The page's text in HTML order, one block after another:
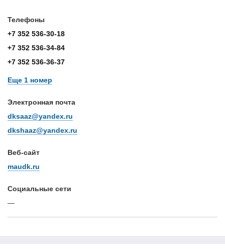
Телефоны
+7 352 536-30-18
+7 352 536-34-84
+7 352 536-36-37
Еще 1 номер
Электронная почта
dksaaz@yandex.ru
dkshaaz@yandex.ru
Веб-сайт
maudk.ru
Cоциальные сети
—